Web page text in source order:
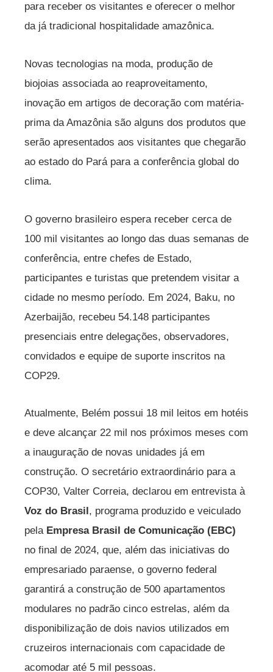
para receber os visitantes e oferecer o melhor
da já tradicional hospitalidade amazônica.
Novas tecnologias na moda, produção de
biojoias associada ao reaproveitamento,
inovação em artigos de decoração com matéria-
prima da Amazônia são alguns dos produtos que
serão apresentados aos visitantes que chegarão
ao estado do Pará para a conferência global do
clima.
O governo brasileiro espera receber cerca de
100 mil visitantes ao longo das duas semanas de
conferência, entre chefes de Estado,
participantes e turistas que pretendem visitar a
cidade no mesmo período. Em 2024, Baku, no
Azerbaijão, recebeu 54.148 participantes
presenciais entre delegações, observadores,
convidados e equipe de suporte inscritos na
COP29.
Atualmente, Belém possui 18 mil leitos em hotéis
e deve alcançar 22 mil nos próximos meses com
a inauguração de novas unidades já em
construção. O secretário extraordinário para a
COP30, Valter Correia, declarou em entrevista à
Voz do Brasil , programa produzido e veiculado
pela Empresa Brasil de Comunicação (EBC)
no final de 2024, que, além das iniciativas do
empresariado paraense, o governo federal
garantirá a construção de 500 apartamentos
modulares no padrão cinco estrelas, além da
disponibilização de dois navios utilizados em
cruzeiros internacionais com capacidade de
acomodar até 5 mil pessoas.